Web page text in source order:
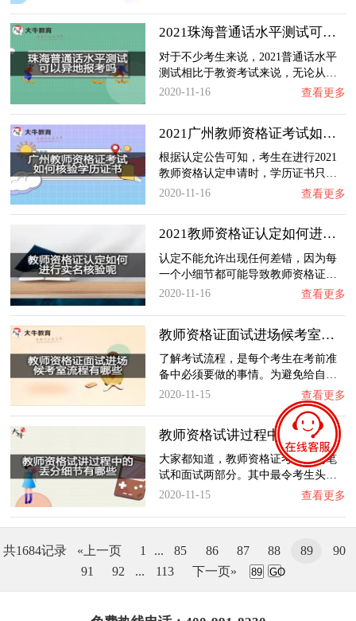
2021珠海普通话水平测试可以异地报考吗？
对于不少考生来说，2021普通话水平
测试相比于教资考试来说，无论从…
2020-11-16
查看更多
2021广州教师资格证考试如何核验学历证书？
根据认定公告可知，考生在进行2021
教师资格认定申请时，学历证书只…
2020-11-16
查看更多
2021教师资格证认定如何进行实名核验呢？
认定不能允许出现任何差错，因为每
一个小细节都可能导致教师资格证…
2020-11-16
查看更多
教师资格证面试进场候考室流程有哪些？
了解考试流程，是每个考生在考前准
备中必须要做的事情。为避免给自…
2020-11-15
查看更多
教师资格试讲过程中的丢分细节有哪些？
大家都知道，教师资格证考试分为笔
试和面试两部分。其中最令考生头…
2020-11-15
查看更多
共1684记录 «上一页 1 ... 85 86 87 88 89
90
91
92 ... 113 下一页» GO